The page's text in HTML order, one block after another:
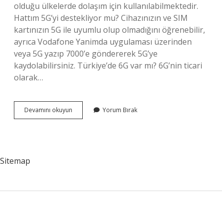
olduğu ülkelerde dolaşım için kullanılabilmektedir.
Hattım 5G’yi destekliyor mu? Cihazınızın ve SIM
kartınızın 5G ile uyumlu olup olmadığını öğrenebilir,
ayrıca Vodafone Yanimda uygulaması üzerinden
veya 5G yazıp 7000’e göndererek 5G’ye
kaydolabilirsiniz. Türkiye’de 6G var mı? 6G’nin ticari
olarak…
Devamını okuyun
5G
Yorum Bırak
Sitemap